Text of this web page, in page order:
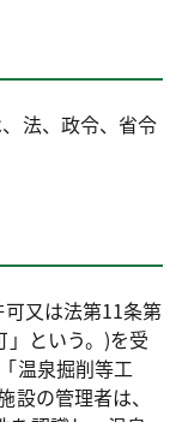
法、政令、省令
又は法第11条第
という。)を受
温泉掘削等工
の管理者は、